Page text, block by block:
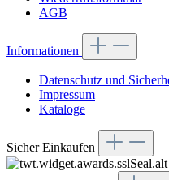
AGB
Informationen
Datenschutz und
Impressum
Kataloge
Sicher Einkaufen